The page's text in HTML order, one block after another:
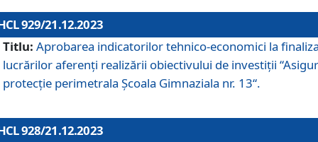
929/21.12.2023
Titlu: Aprobarea indicatorilor tehnico-economici la
lucrărilor aferenți realizării obiectivului de investiții
protecție perimetrala Școala Gimnaziala nr. 13“.
928/21.12.2023